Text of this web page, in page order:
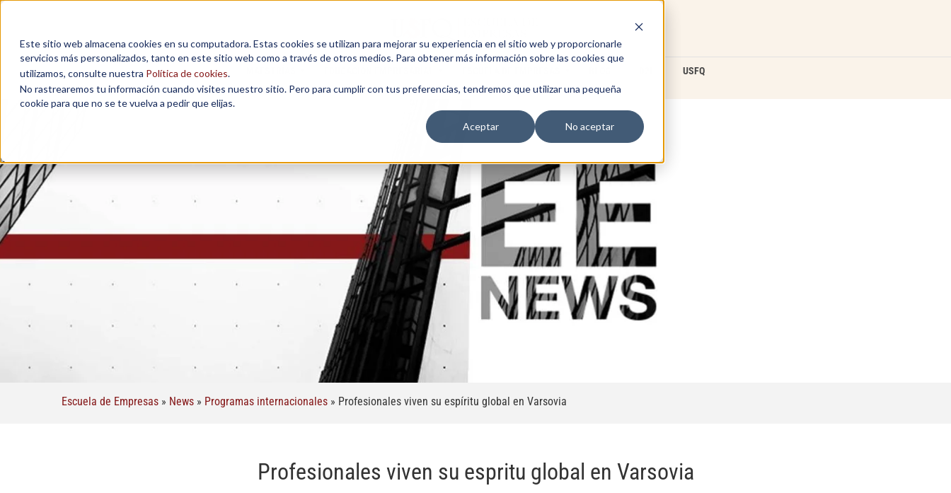
Este sitio web almacena cookies en su computadora. Estas cookies se utilizan para mejorar su experiencia en el sitio web y proporcionarle
servicios más personalizados, tanto en este sitio web como a través de otros medios. Para obtener más información sobre las cookies que
utilizamos, consulte nuestra Política de cookies.
No rastrearemos tu información cuando visites nuestro sitio. Pero para cumplir con tus preferencias, tendremos que utilizar una pequeña
cookie para que no se te vuelva a pedir que elijas.
Aceptar
No aceptar
USFQ
Escuela de Empresas » News » Programas internacionales » Profesionales viven su espíritu global en Varsovia
Profesionales viven su espritu global en Varsovia